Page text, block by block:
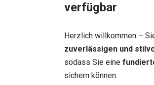
verfügbar
Herzlich willkommen –
zuverlässigen und
sodass Sie eine
sichern können.